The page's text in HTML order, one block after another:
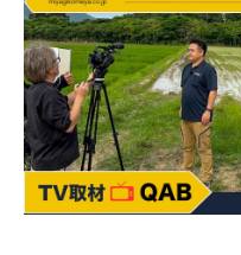
自社ブランド米
オリジナル
お米の正しい炊き方とは
2021.01.22